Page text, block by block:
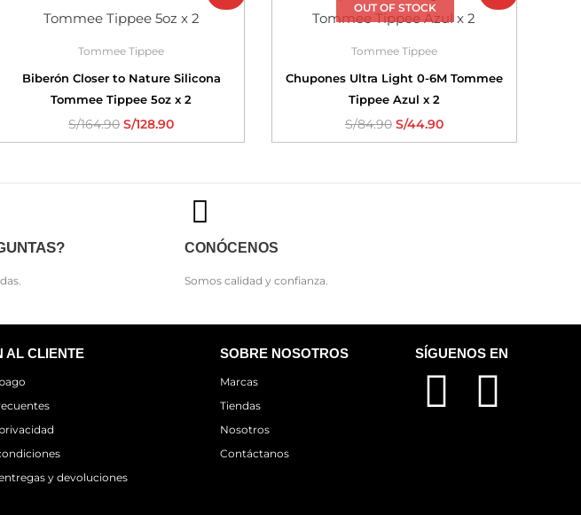
Tommee Tippee
Biberón Closer to Nature Silicona
Tommee Tippee 5oz x 2
S/164.90 S/128.90
OUT OF STOCK
Tommee Tippee
Chupones Ultra Light 0-6M Tommee
Tippee Azul x 2
S/84.90 S/44.90
CONÓCENOS
Somos calidad y confianza.
AL CLIENTE
y devoluciones
SOBRE NOSOTROS
Marcas
Tiendas
Nosotros
Contáctanos
SÍGUENOS EN